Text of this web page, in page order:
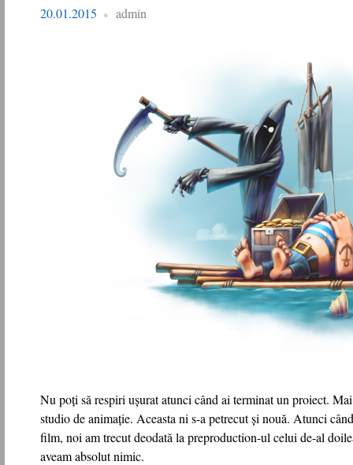
20.01.2015 admin
Nu poți să respiri ușurat atunci când ai terminat un proiect.
studio de animație. Aceasta ni s-a petrecut și nouă. Atunci
film, noi am trecut deodată la preproduction-ul celui de-al
aveam absolut nimic.